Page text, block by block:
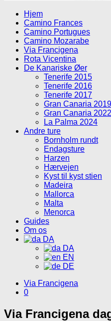
Hjem
Camino Frances
Camino Portugues
Camino Mozarabe
Via Francigena
Rota Vicentina
De Kanariske Øer
Tenerife 2015
Tenerife 2016
Tenerife 2017
Gran Canaria 2019
Gran Canaria 2022
La Palma 2024
Andre ture
Bornholm rundt
Endagsture
Harzen
Hærvejen
Kyst til kyst stien
Madeira
Mallorca
Malta
Menorca
Guides
Om os
DA
DA
EN
DE
Via Francigena
0
Via Francigena